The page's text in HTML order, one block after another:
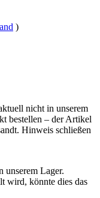
)
nicht in unserem
bestellen – der Artikel
Hinweis schließen
unserem Lager.
wird, könnte dies das